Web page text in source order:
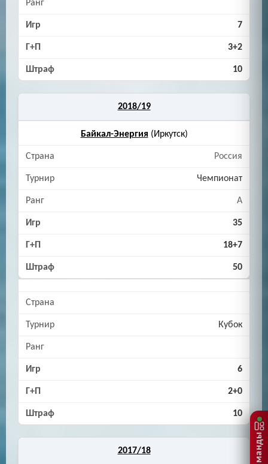
7
3+2
10
2018/19
Байкал-Энергия (Иркутск)
Россия
Чемпионат
A
35
18+7
50
Кубок
6
2+0
10
2017/18